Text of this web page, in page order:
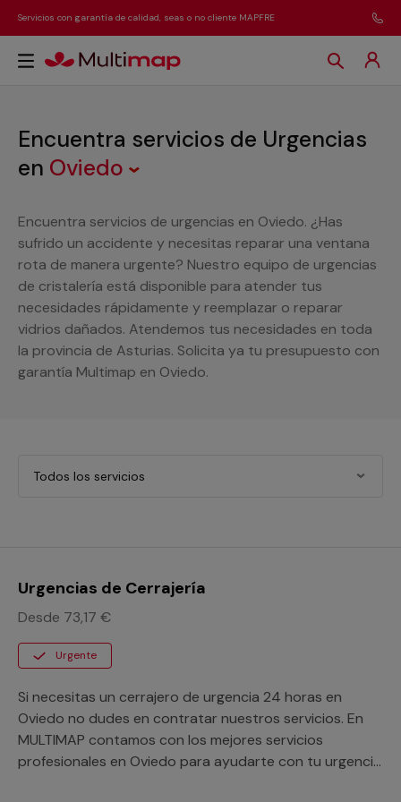
Servicios con garantía de calidad, seas o no cliente MAPFRE
Encuentra servicios de Urgencias
en Oviedo
Encuentra servicios de urgencias en Oviedo. ¿Has
sufrido un accidente y necesitas reparar una ventana
rota de manera urgente? Nuestro equipo de urgencias
de cristalería está disponible para atender tus
necesidades rápidamente y reemplazar o reparar
vidrios dañados. Atendemos tus necesidades en toda
la provincia de Asturias. Solicita ya tu presupuesto con
garantía Multimap en Oviedo.
Todos los servicios
Urgencias de Cerrajería
Desde 73,17 €
Urgente
Si necesitas un cerrajero de urgencia 24 horas en
Oviedo no dudes en contratar nuestros servicios. En
MULTIMAP contamos con los mejores servicios
profesionales en Oviedo para ayudarte con tu urgencia